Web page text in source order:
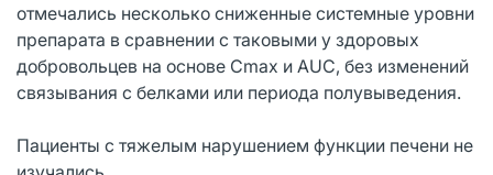
отмечались несколько сниженные системные уровни
препарата в сравнении с таковыми у здоровых
добровольцев на основе Cmax и AUC, без изменений
связывания с белками или периода полувыведения.
Пациенты с тяжелым нарушением функции печени не